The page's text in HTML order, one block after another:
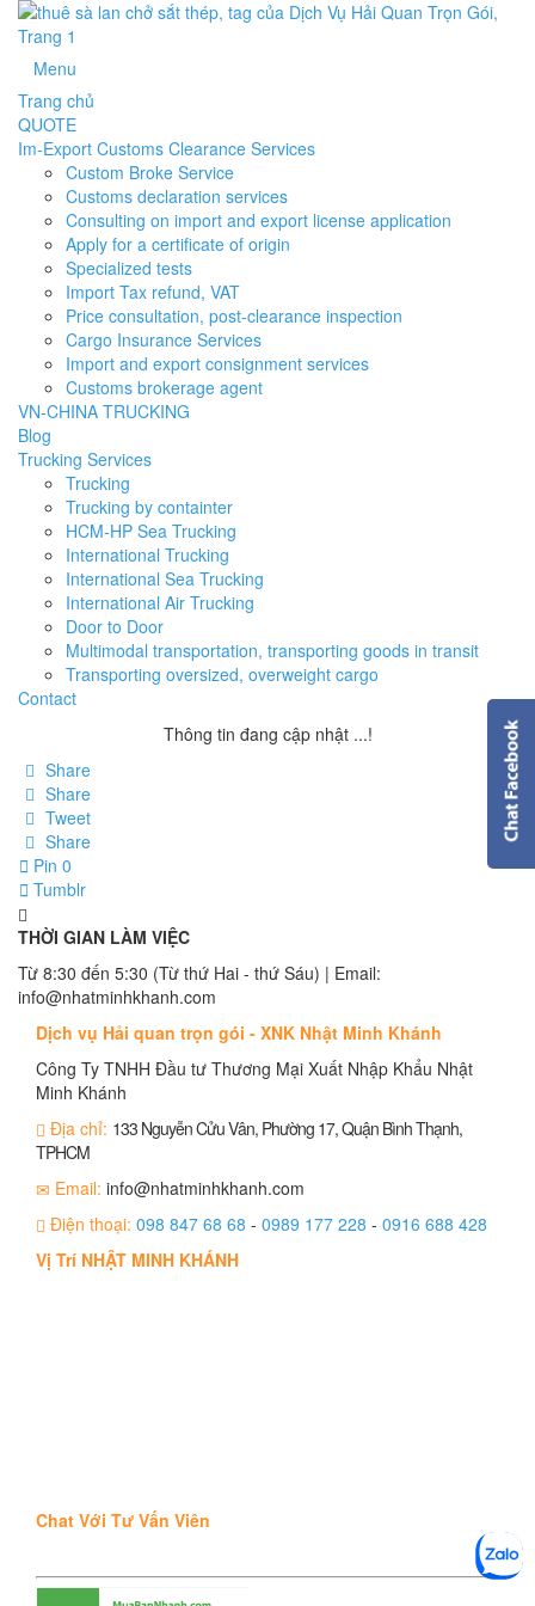
Menu
Trang chủ
QUOTE
Im-Export Customs Clearance Services
Custom Broke Service
Customs declaration services
Consulting on import and export license application
Apply for a certificate of origin
Specialized tests
Import Tax refund, VAT
Price consultation, post-clearance inspection
Cargo Insurance Services
Import and export consignment services
Customs brokerage agent
VN-CHINA TRUCKING
Blog
Trucking Services
Trucking
Trucking by containter
HCM-HP Sea Trucking
International Trucking
International Sea Trucking
International Air Trucking
Door to Door
Multimodal transportation, transporting goods in transit
Transporting oversized, overweight cargo
Contact
Thông tin đang cập nhật ...!
Share
Share
Tweet
Share
Pin 0
Tumblr
THỜI GIAN LÀM VIỆC
Từ 8:30 đến 5:30 (Từ thứ Hai - thứ Sáu) | Email:
info@nhatminhkhanh.com
Dịch vụ Hải quan trọn gói - XNK Nhật Minh Khánh
Công Ty TNHH Đầu tư Thương Mại Xuất Nhập Khẩu Nhật
Minh Khánh
Địa chỉ: 133 Nguyễn Cửu Vân, Phường 17, Quận Bình Thạnh,
TPHCM
Email: info@nhatminhkhanh.com
Điện thoại: 098 847 68 68 - 0989 177 228 - 0916 688 428
Vị Trí NHẬT MINH KHÁNH
Chat Với Tư Vấn Viên